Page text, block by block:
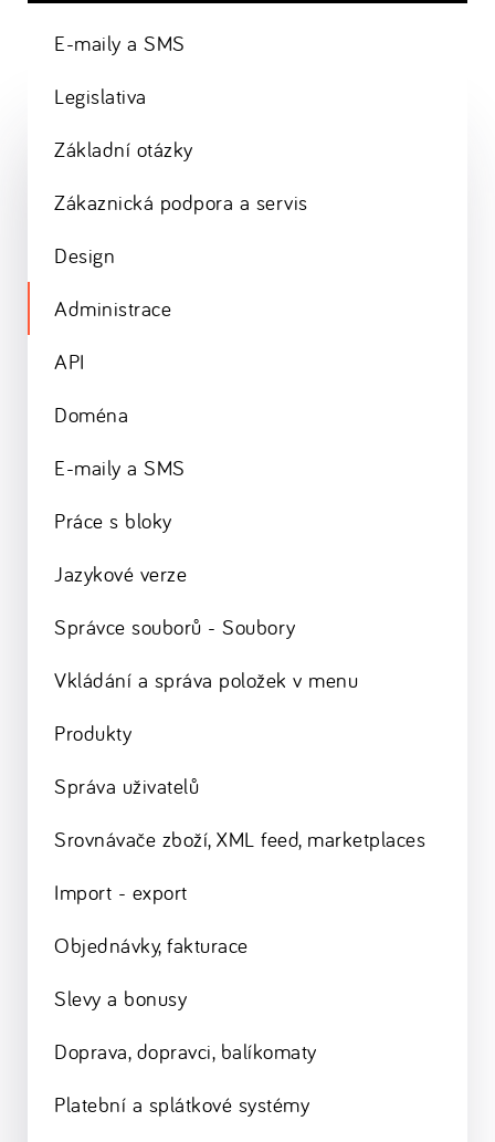
E-maily a SMS
Legislativa
Základní otázky
Zákaznická podpora a servis
Design
Administrace
API
Doména
E-maily a SMS
Práce s bloky
Jazykové verze
Správce souborů - Soubory
Vkládání a správa položek v menu
Produkty
Správa uživatelů
Srovnávače zboží, XML feed, marketplaces
Import - export
Objednávky, fakturace
Slevy a bonusy
Doprava, dopravci, balíkomaty
Platební a splátkové systémy